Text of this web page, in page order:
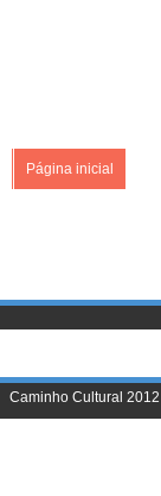
Página inicial
Caminho Cultural